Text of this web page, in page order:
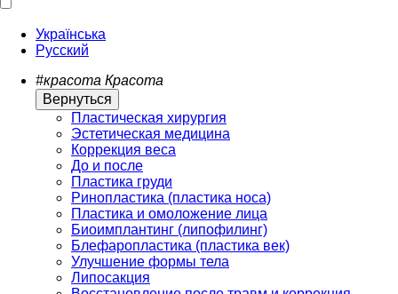
Українська
Русский
#красота Красота
Вернуться
Пластическая хирургия
Эстетическая медицина
Коррекция веса
До и после
Пластика груди
Ринопластика (пластика носа)
Пластика и омоложение лица
Биоимплантинг (липофилинг)
Блефаропластика (пластика век)
Улучшение формы тела
Липосакция